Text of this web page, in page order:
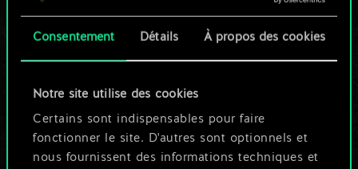
Consentement Détails À propos des cookies
Notre site utilise des cookies
Certains sont indispensables pour faire
fonctionner le site. D'autres sont optionnels et
nous fournissent des informations techniques et
Pour l'instant, ce
n'est qu'un jeu de
cartes partagé.
Mais cela peut être
tellement plus !